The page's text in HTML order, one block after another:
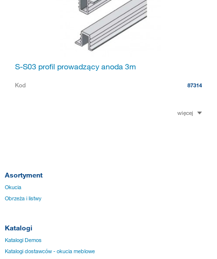
S-S03 profil prowadzący anoda 3m
Kod 87314
więcej
Asortyment
Okucia
Obrzeża i listwy
Katalogi
Katalogi Demos
Katalogi dostawców - okucia meblowe